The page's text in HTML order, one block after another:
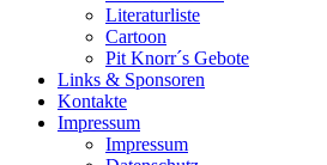
Literaturliste
Cartoon
Pit Knorr´s Gebote
Links & Sponsoren
Kontakte
Impressum
Impressum